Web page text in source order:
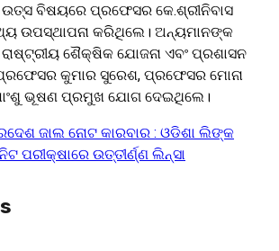
ଉତ୍ସ ବିଷୟରେ ପ୍ରଫେସର କେ.ଶ୍ରୀନିବାସ
ଉପସ୍ଥାପନା କରିଥିଲେ। ଅନ୍ୟମାନଙ୍କ
ଶୈକ୍ଷିକ ଯୋଜନା ଏବଂ ପ୍ରଶାସନ
ପ୍ରଫେସର କୁମାର ସୁରେଶ, ପ୍ରଫେସର ମୋନା
ଭୂଷଣ ପ୍ରମୁଖ ଯୋଗ ଦେଇଥିଲେ।
ଜାଲ ନୋଟ କାରବାର : ଓଡିଶା ଲିଙ୍କ
ପରୀକ୍ଷାରେ ଉତ୍ତୀର୍ଣ୍ଣ ଲିନ୍ସା